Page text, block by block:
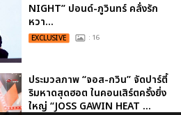
NIGHT” ปอนด์-ภูวินทร์ คลั่งรัก
หวา...
EXCLUSIVE : 16
ประมวลภาพ “จอส-กวิน” จัดปาร์ตี้
ริมหาดสุดฮอต ในคอนเสิร์ตครั้งยิ่ง
ใหญ่ “JOSS GAWIN HEAT ...